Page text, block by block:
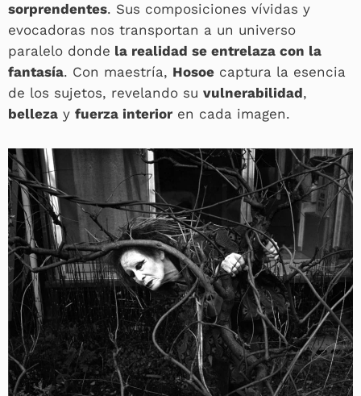
sorprendentes. Sus composiciones vívidas y
evocadoras nos transportan a un universo
paralelo donde la realidad se entrelaza con la
fantasía. Con maestría, Hosoe captura la esencia
de los sujetos, revelando su vulnerabilidad,
belleza y fuerza interior en cada imagen.